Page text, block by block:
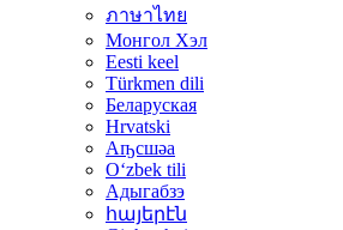
ภาษาไทย
Монгол Хэл
Eesti keel
Türkmen dili
Беларуская
Hrvatski
Аҧсшәа
Oʻzbek tili
Адыгабзэ
հայերէն